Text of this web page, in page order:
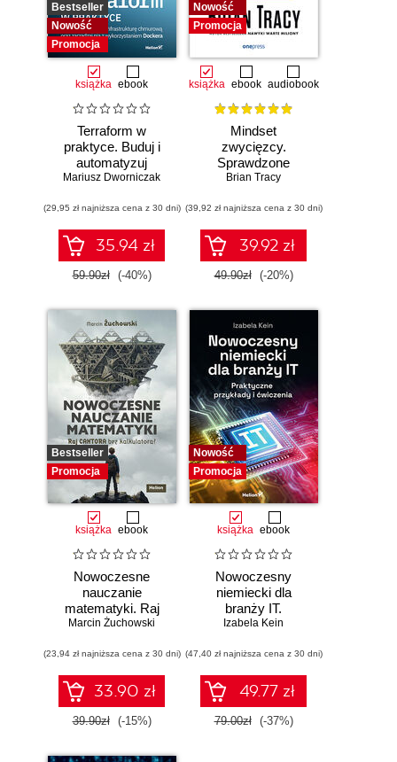
Bestseller
Nowość
Promocja
książka ebook
Terraform w
praktyce. Buduj i
automatyzuj
infrastrukturę
zarządzaj nią z
wykorzystaniem
Dockera
Mariusz Dworniczak
(29,95 zł najniższa cena z 30 dni)
35.94 zł
59.90zł (-40%)
Nowość
Promocja
książka ebook audiobook
Mindset
zwycięzcy.
Sprawdzone
strategie na drodze
Brian Tracy
(39,92 zł najniższa cena z 30 dni)
39.92 zł
49.90zł (-20%)
Bestseller
Promocja
książka ebook
Nowoczesne
nauczanie
matematyki. Raj
Cantora bez
Marcin Żuchowski
(23,94 zł najniższa cena z 30 dni)
33.90 zł
39.90zł (-15%)
Nowość
Promocja
książka ebook
Nowoczesny
niemiecki dla
branży IT.
Praktyczne
ćwiczenia
Izabela Kein
(47,40 zł najniższa cena z 30 dni)
49.77 zł
79.00zł (-37%)